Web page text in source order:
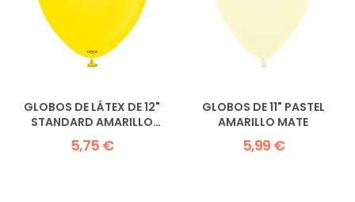
GLOBOS DE LÁTEX DE 12"
STANDARD AMARILLO
KALISAN
5,75 €
GLOBOS DE 11" PASTEL
AMARILLO MATE
5,99 €